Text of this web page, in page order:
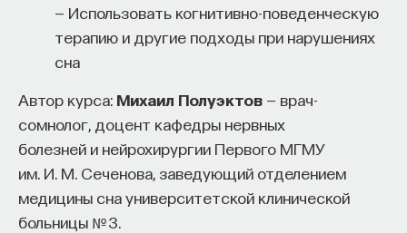
— Использовать когнитивно-поведенческую
терапию и другие подходы при нарушениях
сна
Автор курса: Михаил Полуэктов — врач-
сомнолог, доцент кафедры нервных
болезней и нейрохирургии Первого МГМУ
им. И. М. Сеченова, заведующий отделением
медицины сна университетской клинической
больницы № 3.
6/30/2026
НАПИСАТЬ НАМ
НАД МАТЕРИАЛОМ РАБОТАЛИ